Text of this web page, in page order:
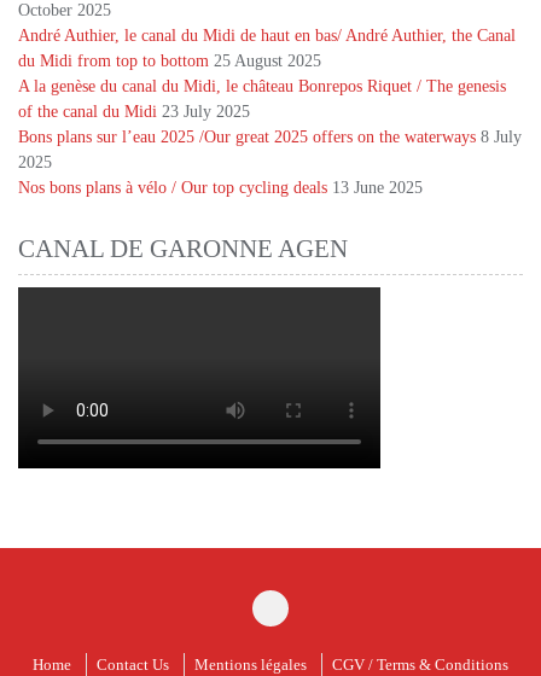
October 2025
André Authier, le canal du Midi de haut en bas/ André Authier, the Canal
du Midi from top to bottom 25 August 2025
A la genèse du canal du Midi, le château Bonrepos Riquet / The genesis
of the canal du Midi 23 July 2025
Bons plans sur l’eau 2025 /Our great 2025 offers on the waterways 8 July
2025
Nos bons plans à vélo / Our top cycling deals 13 June 2025
CANAL DE GARONNE AGEN
Home Contact Us Mentions légales CGV / Terms & Conditions